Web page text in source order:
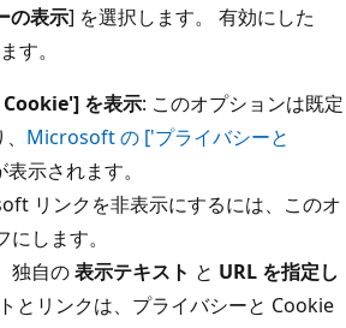
の表示] を選択します。 有効にした
す。
を表示: このオプションは既定
Microsoft の ['プライバシーと
表示されます。
リンクを非表示にするには、このオ
します。
独自の表示テキスト と URL を指定し
とリンクは、プライバシーと Cookie